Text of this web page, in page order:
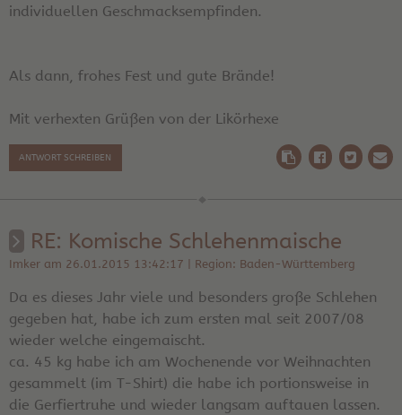
individuellen Geschmacksempfinden.
Als dann, frohes Fest und gute Brände!
Mit verhexten Grüßen von der Likörhexe
ANTWORT SCHREIBEN
RE: Komische Schlehenmaische
Imker am 26.01.2015 13:42:17 | Region: Baden-Württemberg
Da es dieses Jahr viele und besonders große Schlehen
gegeben hat, habe ich zum ersten mal seit 2007/08
wieder welche eingemaischt.
ca. 45 kg habe ich am Wochenende vor Weihnachten
gesammelt (im T-Shirt) die habe ich portionsweise in
die Gerfiertruhe und wieder langsam auftauen lassen.